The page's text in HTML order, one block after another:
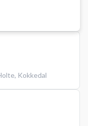
, Kokkedal